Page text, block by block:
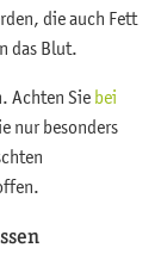
die auch Fett
das Blut.
Achten Sie bei
nur besonders